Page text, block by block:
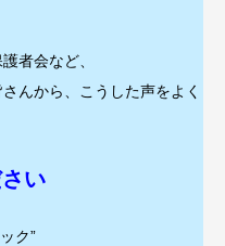
者会など、
んから、こうした声をよく
い
ク”